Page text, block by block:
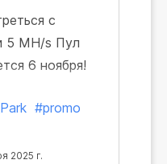
с
5 MH/s Пул
6 ноября!
#promo
2025 г.